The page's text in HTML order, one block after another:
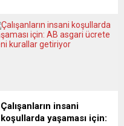
Kiryakos Mitsotakis devlet
televizyonunda yaptığı
vatandaştan kasım ayında
sadece 60 bini aşı yaptırdı.
Çalışanların insani
koşullarda yaşaması için: